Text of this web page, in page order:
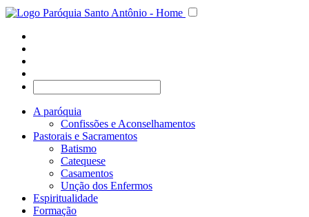
A paróquia
Confissões e Aconselhamentos
Pastorais e Sacramentos
Batismo
Catequese
Casamentos
Unção dos Enfermos
Espiritualidade
Formação